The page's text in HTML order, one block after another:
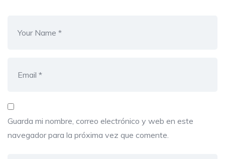
Guarda mi nombre, correo electrónico y web en este
navegador para la próxima vez que comente.